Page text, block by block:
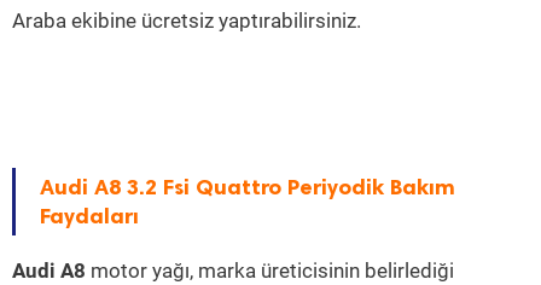
Araba ekibine ücretsiz yaptırabilirsiniz.
Audi A8 3.2 Fsi Quattro Periyodik Bakım
Faydaları
Audi A8 motor yağı, marka üreticisinin belirlediği